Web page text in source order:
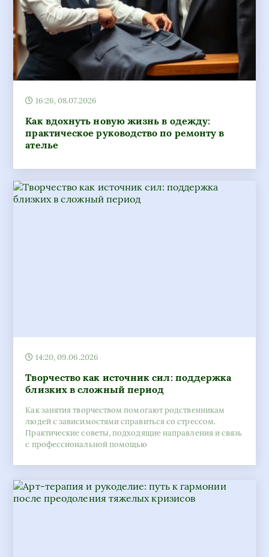
16:26, 08.07.2026
Как вдохнуть новую жизнь в одежду:
практическое руководство по ремонту в
ателье
14:20, 09.06.2026
Творчество как источник сил: поддержка
близких в сложный период
Как занятия творчеством помогают родственникам
Практические советы, подходящие направления и связь
с профессиональной помощью